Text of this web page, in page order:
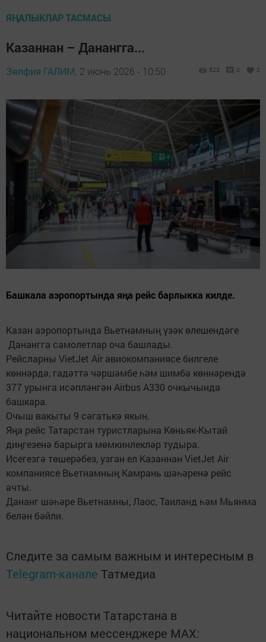
ЯҢАЛЫКЛАР ТАСМАСЫ
Казаннан – Данангга...
Зөлфия ГАЛИМ, 2 июнь 2026 - 10:50 523 0 0
Башкала аэропортында яңа рейс барлыкка килде.
Казан аэропортында Вьетнамның үзәк өлешендәге
Данангга самолетлар оча башлады.
Рейсларны VietJet Air авиокомпаниясе билгеле
көннәрдә, гадәттә чәршәмбе һәм шимбә көннәрендә
377 урынга исәпләнгән Airbus A330 очкычында
башкара.
Очыш вакыты 9 сәгатькә якын.
Яңа рейс Татарстан туристларына Көньяк-Кытай
диңгезенә барырга мөмкинлекләр тудыра.
Исегезгә төшерәбез, узган ел Казаннан VietJet Air
компаниясе Вьетнамның Камрань шәһәренә рейс
ачты.
Дананг шәһәре Вьетнамны, Лаос, Таиланд һәм Мьянма
белән бәйли.
Следите за самым важным и интересным в
Telegram-канале Татмедиа
Читайте новости Татарстана в
национальном мессенджере MАХ: